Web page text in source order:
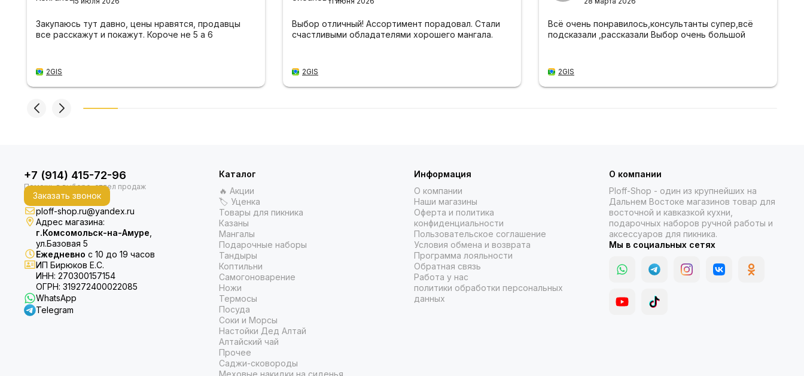
Закупаюсь тут давно, цены нравятся, продавцы
все расскажут и покажут. Короче не 5 а 6
2GIS
Выбор отличный! Ассортимент порадовал. Стали
счастливыми обладателями хорошего мангала.
2GIS
Всё очень понравилось,консультанты супер,всё
подсказали ,рассказали Выбор очень большой
2GIS
+7 (914) 415-72-96
Заказать звонок
ploff-shop.ru@yandex.ru
Адрес магазина:
г.Комсомольск-на-Амуре
ул.Базовая 5
Ежедневно с 10 до 19 часов
ИП Бирюков Е.С.
ИНН: 270300157154
ОГРН: 319272400022085
WhatsApp
Telegram
Каталог
🔥 Акции
🏷 Уценка
Товары для пикника
Казаны
Мангалы
Подарочные наборы
Тандыры
Коптильни
Самогоноварение
Ножи
Термосы
Посуда
Соки и Морсы
Настойки Дед Алтай
Алтайский чай
Прочее
Саджи-сковороды
Меховые накидки на сиденья
Информация
О компании
Наши магазины
Оферта и политика
конфиденциальности
Пользовательское соглашение
Условия обмена и возврата
Программа лояльности
Обратная связь
Работа у нас
политики обработки персональных
данных
О компании
Ploff-Shop - один из крупнейших на
Дальнем Востоке магазинов товар для
восточной и кавказкой кухни,
подарочных наборов ручной работы и
аксессуаров для пикника.
Мы в социальных сетях